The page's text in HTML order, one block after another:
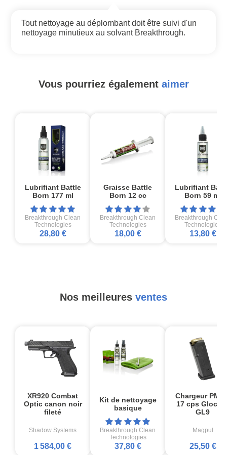
Tout nettoyage au déplombant doit être suivi d'un
nettoyage minutieux au solvant Breakthrough.
Vous pourriez également aimer
Lubrifiant Battle
Born 177 ml
Breakthrough Clean
Technologies
28,80 €
Graisse Battle
Born 12 cc
Breakthrough Clean
Technologies
18,00 €
Lubrifiant
Born 59 ml
Breakthrough
Technologies
13,80 €
Nos meilleures ventes
XR920 Combat
Optic canon noir
fileté
Shadow Systems
1 584,00 €
Kit de nettoyage
basique
Breakthrough Clean
Technologies
37,80 €
Chargeur
17 cps
GL9
Magpul
25,50 €